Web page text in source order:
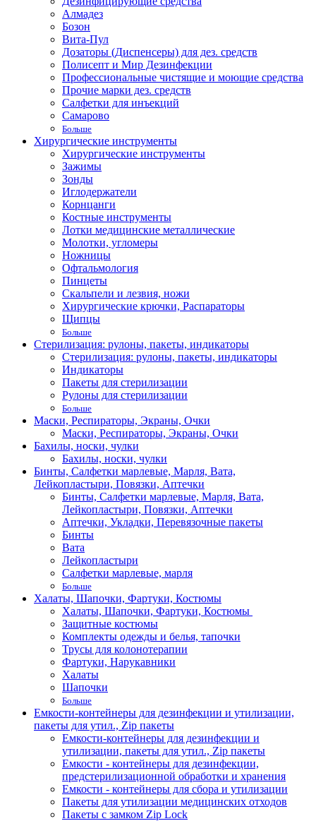
Алмадез
Бозон
Вита-Пул
Дозаторы (Диспенсеры) для дез. средств
Полисепт и Мир Дезинфекции
Профессиональные чистящие и моющие средства
Прочие марки дез. средств
Салфетки для инъекций
Самарово
Больше
Хирургические инструменты
Хирургические инструменты
Зажимы
Зонды
Иглодержатели
Корнцанги
Костные инструменты
Лотки медицинские металлические
Молотки, угломеры
Ножницы
Офтальмология
Пинцеты
Скальпели и лезвия, ножи
Хирургические крючки, Распараторы
Щипцы
Больше
Стерилизация: рулоны, пакеты, индикаторы
Стерилизация: рулоны, пакеты, индикаторы
Индикаторы
Пакеты для стерилизации
Рулоны для стерилизации
Больше
Маски, Респираторы, Экраны, Очки
Маски, Респираторы, Экраны, Очки
Бахилы, носки, чулки
Бахилы, носки, чулки
Бинты, Салфетки марлевые, Марля, Вата,
Лейкопластыри, Повязки, Аптечки
Бинты, Салфетки марлевые, Марля, Вата,
Лейкопластыри, Повязки, Аптечки
Аптечки, Укладки, Перевязочные пакеты
Бинты
Вата
Лейкопластыри
Салфетки марлевые, марля
Больше
Халаты, Шапочки, Фартуки, Костюмы
Халаты, Шапочки, Фартуки, Костюмы
Защитные костюмы
Комплекты одежды и белья, тапочки
Трусы для колонотерапии
Фартуки, Нарукавники
Халаты
Шапочки
Больше
Емкости-контейнеры для дезинфекции и утилизации,
пакеты для утил., Zip пакеты
Емкости-контейнеры для дезинфекции и
утилизации, пакеты для утил., Zip пакеты
Емкости - контейнеры для дезинфекции,
предстерилизационной обработки и хранения
Емкости - контейнеры для сбора и утилизации
Пакеты для утилизации медицинских отходов
Пакеты с замком Zip Lock